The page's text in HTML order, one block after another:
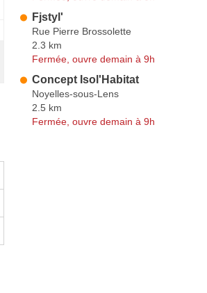
Fjstyl'
Rue Pierre Brossolette
2.3 km
Fermée, ouvre demain à 9h
Concept Isol'Habitat
Noyelles-sous-Lens
2.5 km
Fermée, ouvre demain à 9h